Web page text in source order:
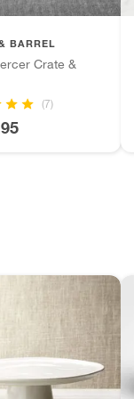
BARREL
Crate &
(7)